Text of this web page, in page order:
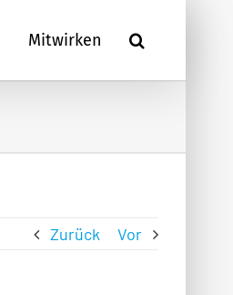
Mitwirken
Zurück Vor